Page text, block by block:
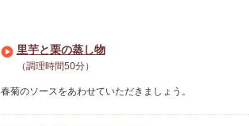
里芋と栗の蒸し物
（調理時間50分）
春菊のソースをあわせていただきましょう。